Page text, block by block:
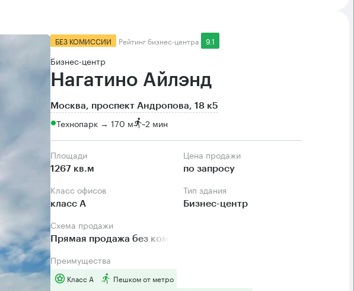
БЕЗ КОМИССИИ Рейтинг бизнес-центра 9.1
Бизнес-центр
Нагатино Айлэнд
Москва, проспект Андропова, 18 к5
Технопарк → 170 м ~2 мин
Площади
1267 кв.м
Цена продажи
по запросу
Класс офисов
класс А
Тип здания
Бизнес-центр
Схема продажи
Прямая продажа без комиссии
Преимущества
Класс А Пешком от метро